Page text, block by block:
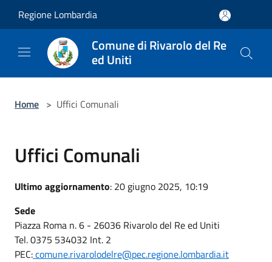
Regione Lombardia
Comune di Rivarolo del Re
ed Uniti
Home > Uffici Comunali
Uffici Comunali
Ultimo aggiornamento: 20 giugno 2025, 10:19
Sede
Piazza Roma n. 6 - 26036 Rivarolo del Re ed Uniti
Tel. 0375 534032 Int. 2
PEC:comune.rivarolodelre@pec.regione.lombardia.it